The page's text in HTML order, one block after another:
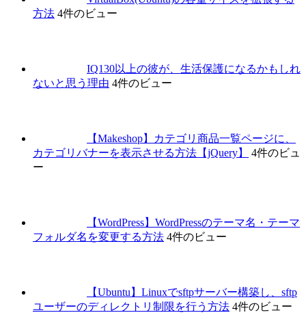
方法 4件のビュー
IQ130以上の彼が、生活保護になるかもしれ
ないと思う理由 4件のビュー
【Makeshop】カテゴリ商品一覧ページに、
カテゴリバナーを表示させる方法【jQuery】
4件のビュ
ー
【WordPress】WordPressのテーマ名・テーマ
フォルダ名を変更する方法 4件のビュー
【Ubuntu】Linuxでsftpサーバー構築し、sftp
ユーザーのディレクトリ制限を行う方法 4件のビュー